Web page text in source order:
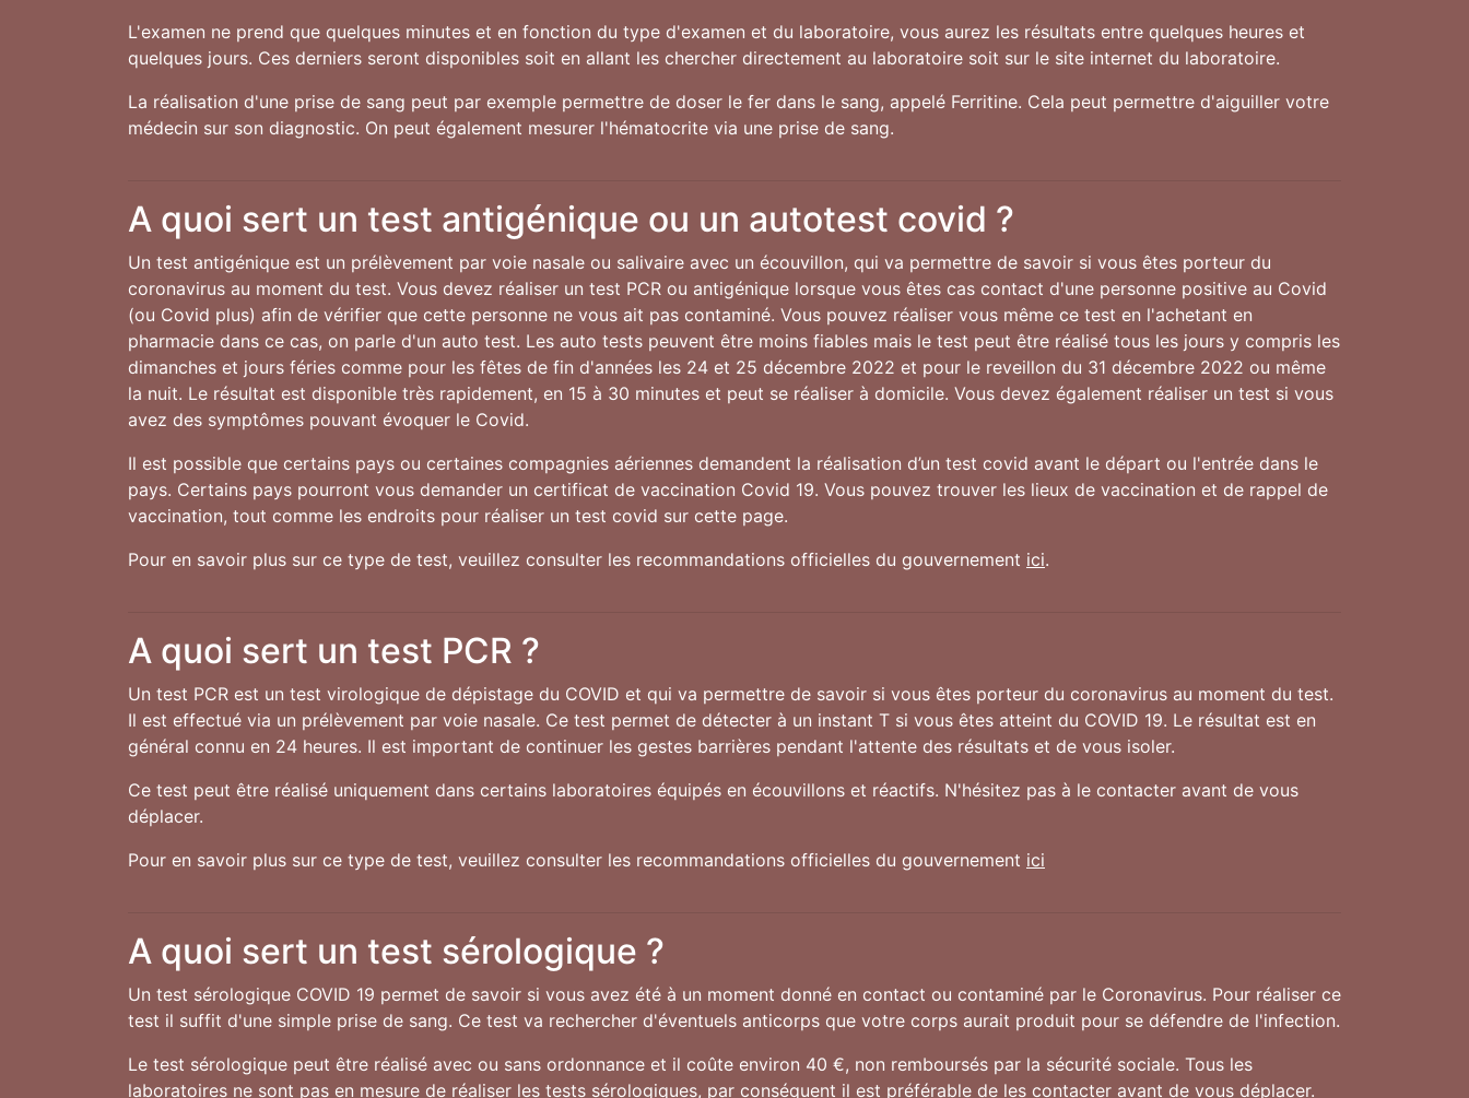
L'examen ne prend que quelques minutes et en fonction du type d'examen et du laboratoire, vous aurez les résultats entre quelques heures et
quelques jours. Ces derniers seront disponibles soit en allant les chercher directement au laboratoire soit sur le site internet du laboratoire.
La réalisation d'une prise de sang peut par exemple permettre de doser le fer dans le sang, appelé Ferritine. Cela peut permettre d'aiguiller votre
médecin sur son diagnostic. On peut également mesurer l'hématocrite via une prise de sang.
A quoi sert un test antigénique ou un autotest covid ?
Un test antigénique est un prélèvement par voie nasale ou salivaire avec un écouvillon, qui va permettre de savoir si vous êtes porteur du
coronavirus au moment du test. Vous devez réaliser un test PCR ou antigénique lorsque vous êtes cas contact d'une personne positive au Covid
(ou Covid plus) afin de vérifier que cette personne ne vous ait pas contaminé. Vous pouvez réaliser vous même ce test en l'achetant en
pharmacie dans ce cas, on parle d'un auto test. Les auto tests peuvent être moins fiables mais le test peut être réalisé tous les jours y compris les
dimanches et jours féries comme pour les fêtes de fin d'années les 24 et 25 décembre 2022 et pour le reveillon du 31 décembre 2022 ou même
la nuit. Le résultat est disponible très rapidement, en 15 à 30 minutes et peut se réaliser à domicile. Vous devez également réaliser un test si vous
avez des symptômes pouvant évoquer le Covid.
Il est possible que certains pays ou certaines compagnies aériennes demandent la réalisation d’un test covid avant le départ ou l'entrée dans le
pays. Certains pays pourront vous demander un certificat de vaccination Covid 19. Vous pouvez trouver les lieux de vaccination et de rappel de
vaccination, tout comme les endroits pour réaliser un test covid sur cette page.
Pour en savoir plus sur ce type de test, veuillez consulter les recommandations officielles du gouvernement ici.
A quoi sert un test PCR ?
Un test PCR est un test virologique de dépistage du COVID et qui va permettre de savoir si vous êtes porteur du coronavirus au moment du test.
Il est effectué via un prélèvement par voie nasale. Ce test permet de détecter à un instant T si vous êtes atteint du COVID 19. Le résultat est en
général connu en 24 heures. Il est important de continuer les gestes barrières pendant l'attente des résultats et de vous isoler.
Ce test peut être réalisé uniquement dans certains laboratoires équipés en écouvillons et réactifs. N'hésitez pas à le contacter avant de vous
déplacer.
Pour en savoir plus sur ce type de test, veuillez consulter les recommandations officielles du gouvernement ici
A quoi sert un test sérologique ?
Un test sérologique COVID 19 permet de savoir si vous avez été à un moment donné en contact ou contaminé par le Coronavirus. Pour réaliser ce
test il suffit d'une simple prise de sang. Ce test va rechercher d'éventuels anticorps que votre corps aurait produit pour se défendre de l'infection.
Le test sérologique peut être réalisé avec ou sans ordonnance et il coûte environ 40 €, non remboursés par la sécurité sociale. Tous les
laboratoires ne sont pas en mesure de réaliser les tests sérologiques, par conséquent il est préférable de les contacter avant de vous déplacer.